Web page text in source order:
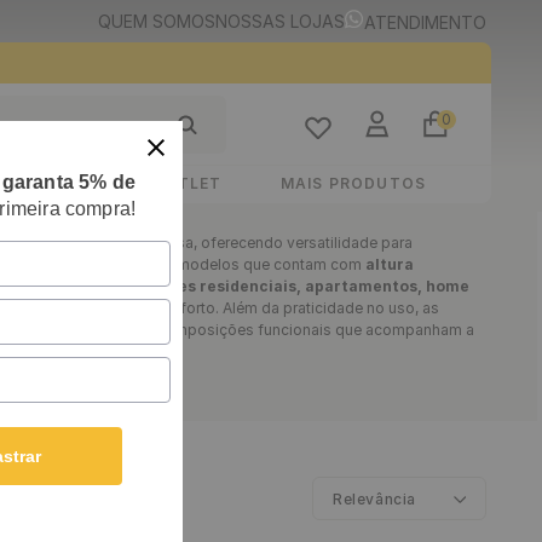
QUEM SOMOSNOSSAS LOJAS ATENDIMENTO
0
OUTLET MAIS PRODUTOS
o dia a dia dentro de casa, oferecendo versatilidade para
domésticas . Com modelos que contam com altura
facilmente aambientes residenciais, apartamentos, home
sem abrir mão do conforto. Além da praticidade no uso, as
, permitindo composições funcionais que acompanham a
Relevância
garanta 5% de
compra!